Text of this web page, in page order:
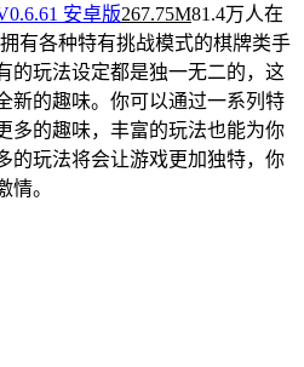
安卓版267.75M81.4万人在
有各种特有挑战模式的棋牌类手
的玩法设定都是独一无二的，这
新的趣味。你可以通过一系列特
多的趣味，丰富的玩法也能为你
的玩法将会让游戏更加独特，你
情。